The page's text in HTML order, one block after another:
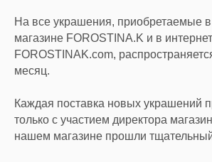
На все украшения, приобретаемые
магазине FOROSTINA.K и в
FOROSTINAK.com,
месяц.
Каждая поставка новых украшений
только с участием директора
нашем магазине прошли
КАТАЛОГ